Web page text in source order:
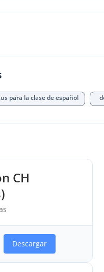
para la clase de español
CH
Descargar